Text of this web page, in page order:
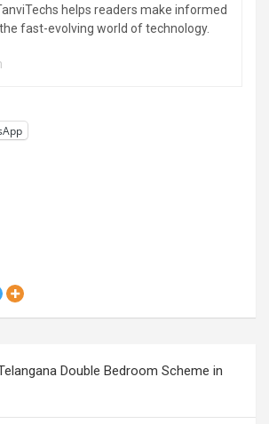
helps readers make informed
fast-evolving world of technology.
Double Bedroom Scheme in